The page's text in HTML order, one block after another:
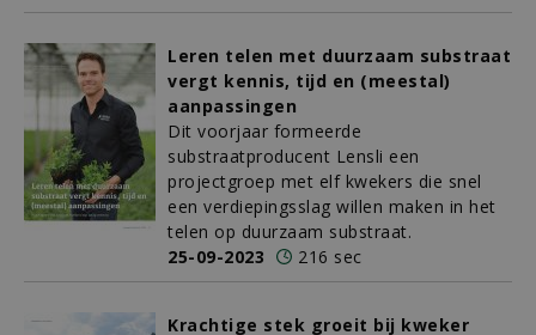
Leren telen met duurzaam substraat
vergt kennis, tijd en (meestal)
aanpassingen
Dit voorjaar formeerde
substraatproducent Lensli een
projectgroep met elf kwekers die snel
een verdiepingsslag willen maken in het
telen op duurzaam substraat.
25-09-2023
216 sec
Krachtige stek groeit bij kweker